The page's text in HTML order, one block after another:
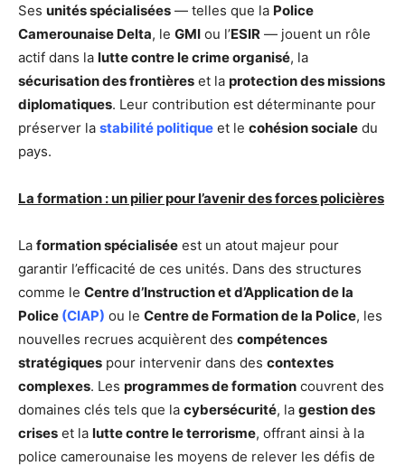
Ses unités spécialisées — telles que la Police
Camerounaise Delta, le GMI ou l’ESIR — jouent un rôle
actif dans la lutte contre le crime organisé, la
sécurisation des frontières et la protection des missions
diplomatiques. Leur contribution est déterminante pour
préserver la stabilité politique et le cohésion sociale du
pays.
La formation : un pilier pour l’avenir des forces policières
La formation spécialisée est un atout majeur pour
garantir l’efficacité de ces unités. Dans des structures
comme le Centre d’Instruction et d’Application de la
Police (CIAP) ou le Centre de Formation de la Police, les
nouvelles recrues acquièrent des compétences
stratégiques pour intervenir dans des contextes
complexes. Les programmes de formation couvrent des
domaines clés tels que la cybersécurité, la gestion des
crises et la lutte contre le terrorisme, offrant ainsi à la
police camerounaise les moyens de relever les défis de